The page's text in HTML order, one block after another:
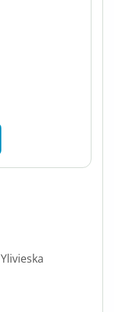
Ylivieska